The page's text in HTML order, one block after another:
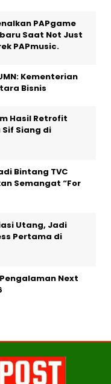
PAPgame
Saat Not Just
PAPmusic.
Kementerian
Bisnis
Hasil Retrofit
Siang di
Bintang TVC
Semangat “For
Utang, Jadi
Pertama di
Next